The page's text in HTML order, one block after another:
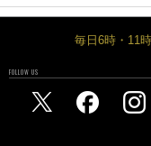
毎日6時・11
FOLLOW US